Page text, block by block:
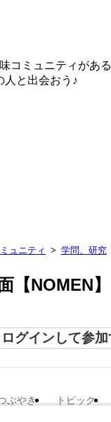
コミュニティがあ
人と出会おう♪
ュニティ 学問、研究
【NOMEN】
ログインして参加
ぶやき トピック